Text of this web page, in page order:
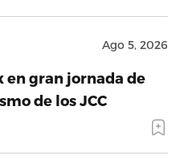
Ago 5, 2026
en gran jornada de
de los JCC